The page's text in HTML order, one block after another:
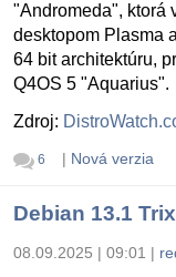
"Andromeda", ktorá
desktopom Plasma
64 bit architektúru,
Q4OS 5 "Aquarius".
Zdroj:
6 | Nová verzia
Debian 13.1
08.09.2025 | 09:01 |